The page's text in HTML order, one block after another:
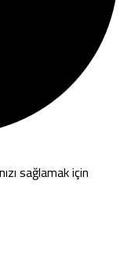
sağlamak için